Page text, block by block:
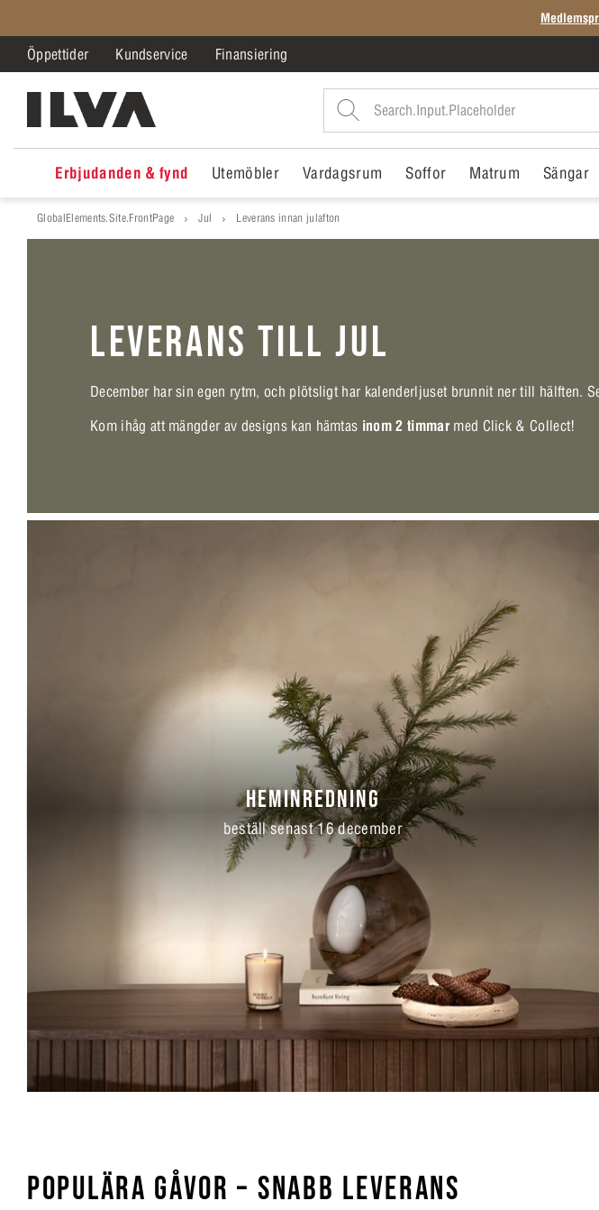
Öppettider Kundservice Finansiering
Erbjudanden & fynd Utemöbler Vardagsrum Soffor Matrum Sängar
GlobalElements.Site.FrontPage Jul Leverans innan julafton
LEVERANS TILL JUL
December har sin egen rytm, och plötsligt har kalenderljuset brunnit ner till hälften.
Kom ihåg att mängder av designs kan hämtas inom 2 timmarmed Click & Collect!
HEMINREDNING
beställ senast 16 december
POPULÄRA GÅVOR – SNABB LEVERANS